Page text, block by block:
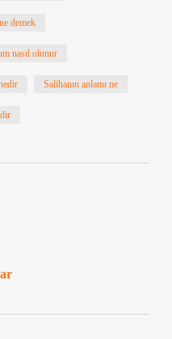
demek
nasıl olunur
Salihanın anlamı ne